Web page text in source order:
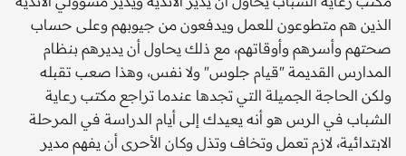
الذين هم متطوعون للعمل ويدفعون من جيوبهم وعلى حساب
صحتهم وأسرهم وأوقاتهم، مع ذلك يحاول أن يديرهم بنظام
المدارس القديمة "قيام جلوس" ولا نفس، وهذا صعب تقبله
ولكن الحاجة الجميلة التي تجدها عندما تراجع مكتب رعاية
الشباب في الرس هو أنه يعيدك إلى أيام الدراسة في المرحلة
الابتدائية، لازم تعمل وتخاف وتذل وكان الأحرى أن يفهم مدير